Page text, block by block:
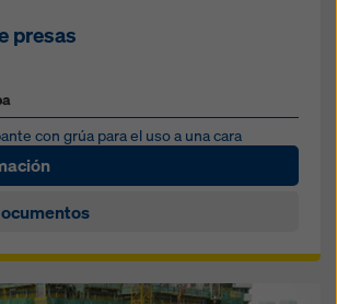
presas
con grúa para el uso a una cara